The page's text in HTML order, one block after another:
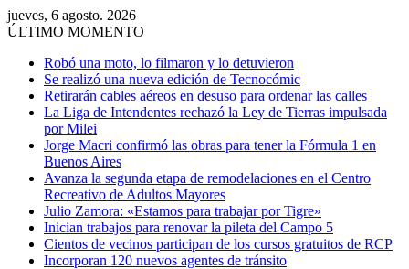
jueves, 6 agosto. 2026
ÚLTIMO MOMENTO
Robó una moto, lo filmaron y lo detuvieron
Se realizó una nueva edición de Tecnocómic
Retirarán cables aéreos en desuso para ordenar las calles
La Liga de Intendentes rechazó la Ley de Tierras impulsada
por Milei
Jorge Macri confirmó las obras para tener la Fórmula 1 en
Buenos Aires
Avanza la segunda etapa de remodelaciones en el Centro
Recreativo de Adultos Mayores
Julio Zamora: «Estamos para trabajar por Tigre»
Inician trabajos para renovar la pileta del Campo 5
Cientos de vecinos participan de los cursos gratuitos de RCP
Incorporan 120 nuevos agentes de tránsito